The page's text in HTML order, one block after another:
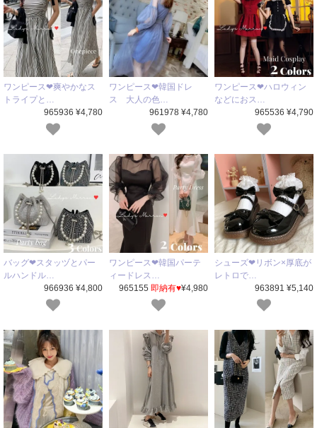
ワンピース❤爽やかなス
トライプと…
965936 ¥4,780
ワンピース❤韓国ドレ
ス 大人の色…
961978 ¥4,780
ワンピース❤ハロウィン
などにおス…
965536 ¥4,790
バッグ❤スタッヅとパー
ルハンドル…
966936 ¥4,800
ワンピース❤韓国パーテ
ィードレス…
965155 即納有♥¥4,980
シューズ❤リボン×厚底が
レトロで…
963891 ¥5,140